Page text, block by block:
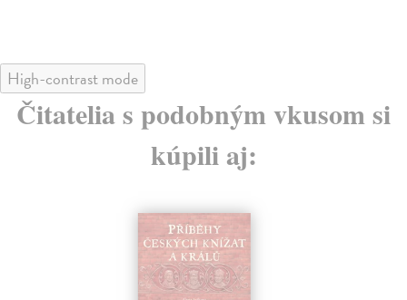
High-contrast mode
Čitatelia s podobným vkusom si
kúpili aj: